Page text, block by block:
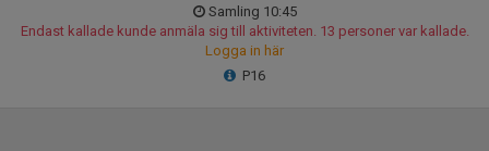
Samling 10:45
Endast kallade kunde anmäla sig till aktiviteten. 13 personer var kallade.
Logga in här
P16